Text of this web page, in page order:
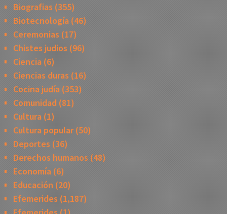
Biografias (355)
Biotecnología(46)
Ceremonias (17)
Chistes judios (96)
Ciencia(6)
Ciencias duras (16)
Cocina judía(353)
Comunidad(81)
Cultura(1)
Cultura popular(50)
Deportes (36)
Derechos humanos (48)
Economía(6)
Educación (20)
Efemerides (1,187)